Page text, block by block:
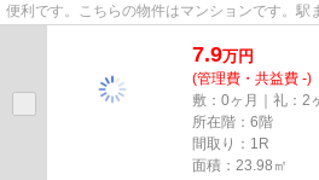
便利です。こちらの物件はマンションです。駅
には敷地内ごみ置き場・エレ...
7.9万円
(管理費・共益費 -)
敷：0ヶ月｜礼：2
所在階：6階
間取り：1R
面積：23.98㎡